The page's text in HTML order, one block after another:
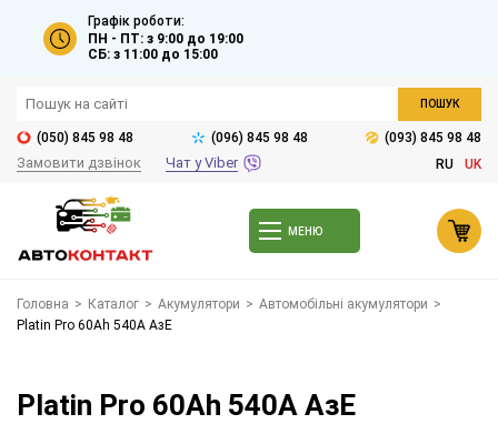
Графік роботи:
ПН - ПТ: з 9:00 до 19:00
СБ: з 11:00 до 15:00
ПОШУК
(050) 845 98 48 (096) 845 98 48 (093) 845 98 48
Замовити дзвінок Чат у Viber RU UK
МЕНЮ
Головна > Каталог > Акумулятори > Автомобільні акумулятори >
Platin Pro 60Ah 540A АзЕ
Platin Pro 60Ah 540A АзЕ